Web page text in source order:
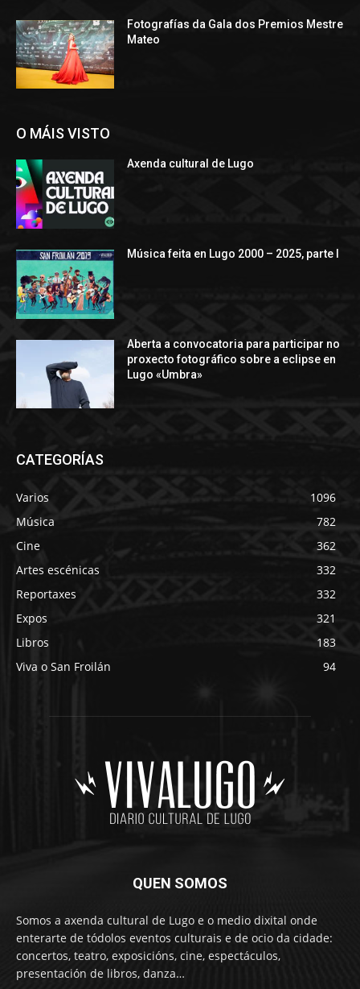
Fotografías da Gala dos Premios Mestre
Mateo
O MÁIS VISTO
Axenda cultural de Lugo
Música feita en Lugo 2000 – 2025, parte I
Aberta a convocatoria para participar no
proxecto fotográfico sobre a eclipse en
Lugo «Umbra»
CATEGORÍAS
Varios
1096
Música
782
Cine
362
Artes escénicas
332
Reportaxes
332
Expos
321
Libros
183
Viva o San Froilán
94
QUEN SOMOS
Somos a axenda cultural de Lugo e o medio dixital onde
enterarte de tódolos eventos culturais e de ocio da cidade:
concertos, teatro, exposicións, cine, espectáculos,
presentación de libros, danza…